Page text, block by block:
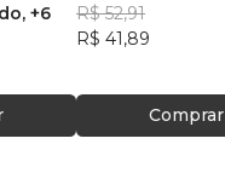
, +6
R$ 52,91
R$ 41,89
Comprar